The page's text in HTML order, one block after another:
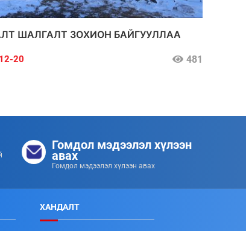
ШАЛГАЛТ ЗОХИОН БАЙГУУЛЛАА
20 481
Гомдол мэдээлэл хүлээн
авах
Гомдол мэдээлэл хүлээн авах
ХАНДАЛТ